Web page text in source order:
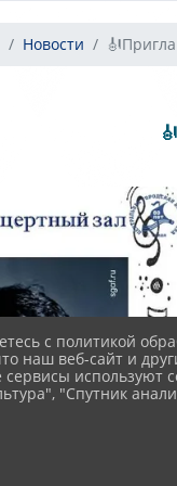
Новости
с политикой
наш веб-сайт и
используют
"Спутник